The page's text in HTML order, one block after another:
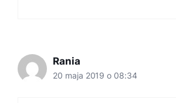
Rania
20 maja 2019 o 08:34